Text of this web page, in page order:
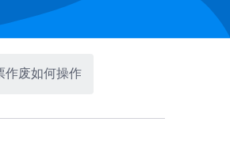
作废如何操作